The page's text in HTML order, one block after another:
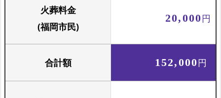
火葬料金
(福岡市民)
20,000円
合計額 152,000円